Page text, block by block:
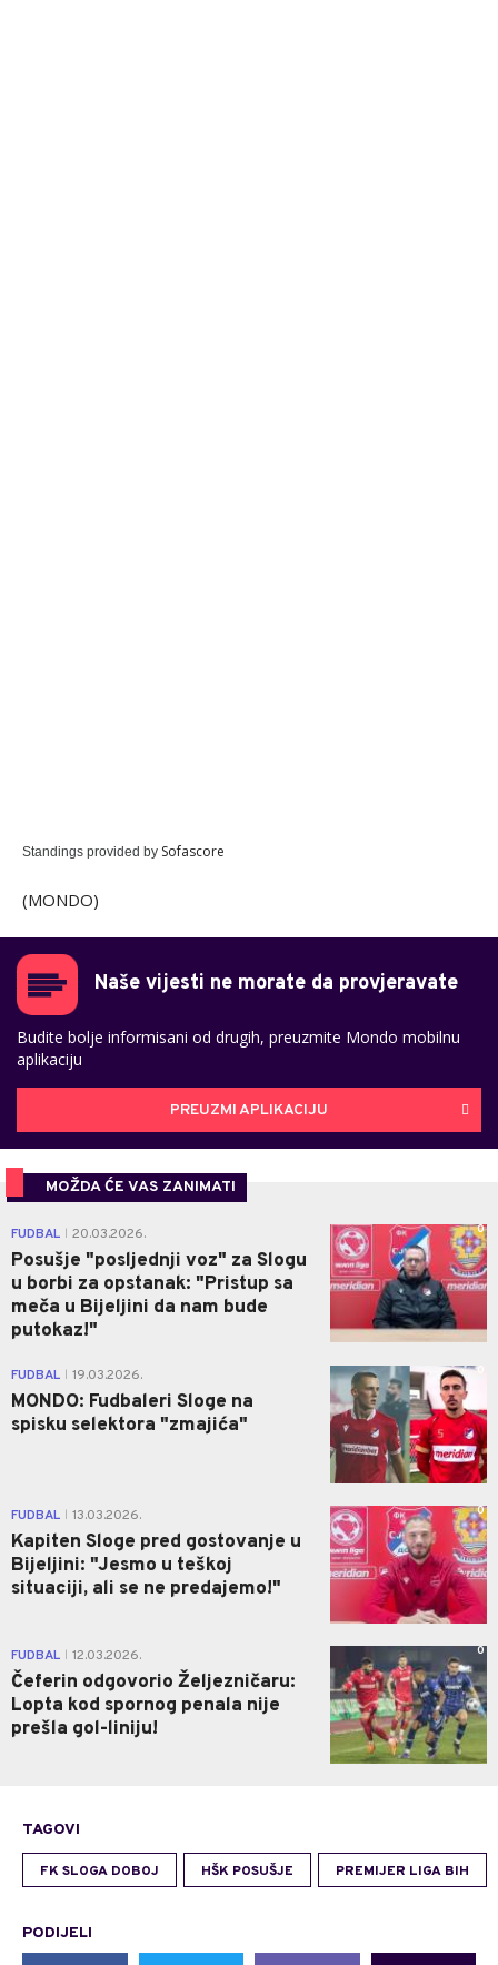
Standings provided by Sofascore
(MONDO)
Naše vijesti ne morate da provjeravate
Budite bolje informisani od drugih, preuzmite Mondo mobilnu
aplikaciju
PREUZMI APLIKACIJU
MOŽDA ĆE VAS ZANIMATI
FUDBAL 20.03.2026.
Posušje "posljednji voz" za Slogu
u borbi za opstanak: "Pristup sa
meča u Bijeljini da nam bude
putokaz!"
0
FUDBAL 19.03.2026.
MONDO: Fudbaleri Sloge na
spisku selektora "zmajića"
FUDBAL 13.03.2026.
Kapiten Sloge pred gostovanje u
Bijeljini: "Jesmo u teškoj
situaciji, ali se ne predajemo!"
0
FUDBAL 12.03.2026.
Čeferin odgovorio Željezničaru:
Lopta kod spornog penala nije
prešla gol-liniju!
0
TAGOVI
FK SLOGA DOBOJ HŠK POSUŠJE PREMIJER LIGA BIH
PODIJELI